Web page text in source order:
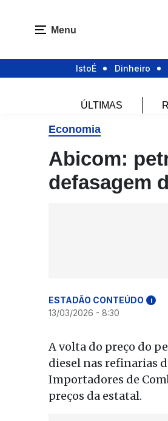
Menu
IstoÉ Dinheiro
ÚLTIMAS
Economia
Abicom:
defasagem
ESTADÃO CONTEÚDO i
13/03/2026 - 8:30
A volta do preço do
diesel nas refinarias
Importadores de
preços da estatal.